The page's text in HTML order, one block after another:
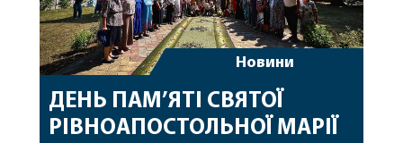
Новини
ДЕНЬ ПАМ’ЯТІ СВЯТОЇ
РІВНОАПОСТОЛЬНОЇ МАРІЇ